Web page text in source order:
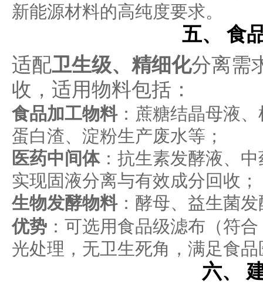
新能源材料的高纯度要求。
五、 食
适配卫生级、精细化分离需
收，适用物料包括：
食品加工物料：蔗糖结晶母液
蛋白渣、淀粉生产废水等；
医药中间体：抗生素发酵液、
实现固液分离与有效成分回收；
生物发酵物料：酵母、益生菌
优势 ：可选用食品级滤布（符
光处理，无卫生死角，满足食
六、